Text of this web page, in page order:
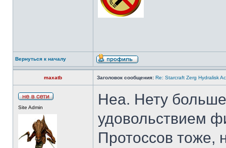
Вернуться к началу
maxatb Заголовок сообщения: Re: Starcraft Zerg Hydralisk
Site Admin
Неа. Нету
удовольствием
Протоссов тоже,